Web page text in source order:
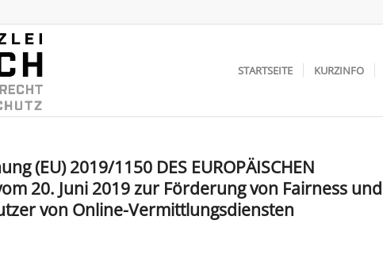
STARTSEITE KURZINFO
(EU) 2019/1150 DES EUROPÄISCHEN
20. Juni 2019 zur Förderung von Fairness und
von Online-Vermittlungsdiensten